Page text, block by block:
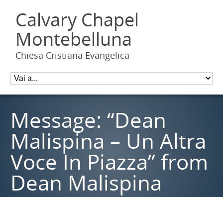
Calvary Chapel
Montebelluna
Chiesa Cristiana Evangelica
Message: “Dean
Malispina – Un Altra
Voce In Piazza” from
Dean Malispina